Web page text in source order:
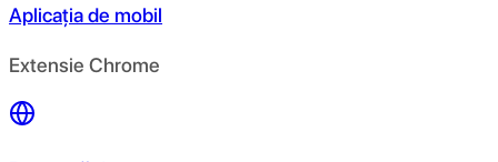
Aplicația de mobil
Extensie Chrome